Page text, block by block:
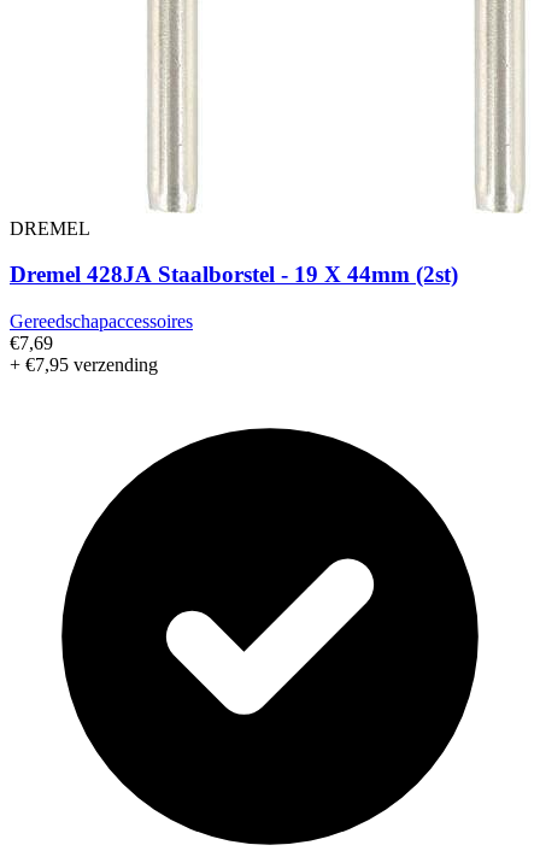
DREMEL
Dremel 428JA Staalborstel - 19 X 44mm (2st)
Gereedschapaccessoires
€7,69
+ €7,95 verzending